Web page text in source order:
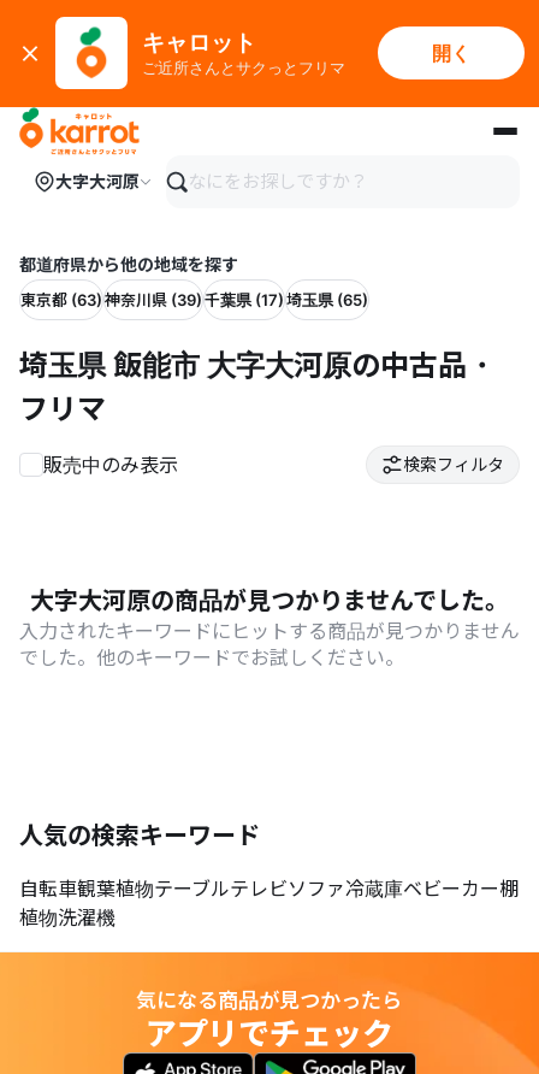
キャロット
ご近所さんとサクっとフリマ
開く
メインコンテンツにスキップ
大字大河原
都道府県から他の地域を探す
東京都 (63)神奈川県 (39)千葉県 (17)埼玉県 (65)
埼玉県 飯能市 大字大河原の中古品・
フリマ
販売中のみ表示 検索フィルタ
大字大河原の商品が見つかりませんでした。
入力されたキーワードにヒットする商品が見つかりません
でした。他のキーワードでお試しください。
人気の検索キーワード
自転車観葉植物テーブルテレビソファ冷蔵庫ベビーカー棚
植物洗濯機
気になる商品が見つかったら
アプリでチェック